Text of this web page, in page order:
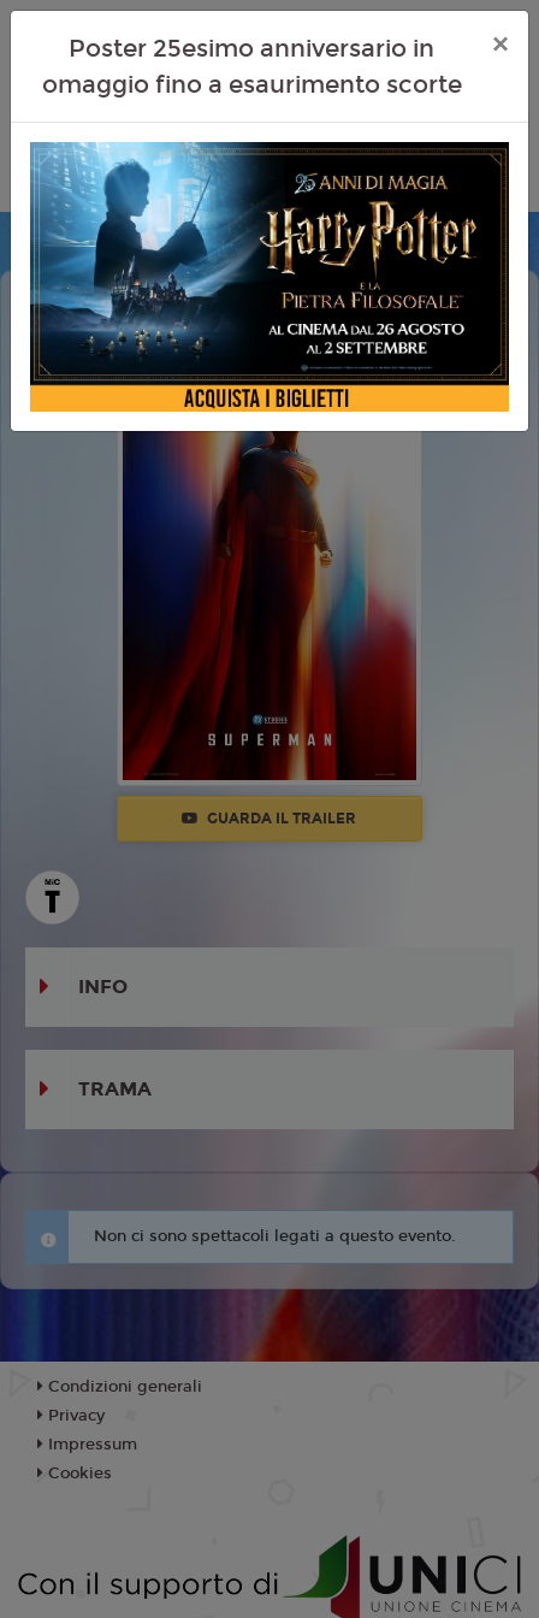
SUPERMAN
GUARDA IL TRAILER
INFO
TRAMA
Non ci sono spettacoli legati a questo evento.
Poster 25esimo anniversario in
omaggio fino a esaurimento scorte
×
Condizioni generali
Privacy
Impressum
Cookies